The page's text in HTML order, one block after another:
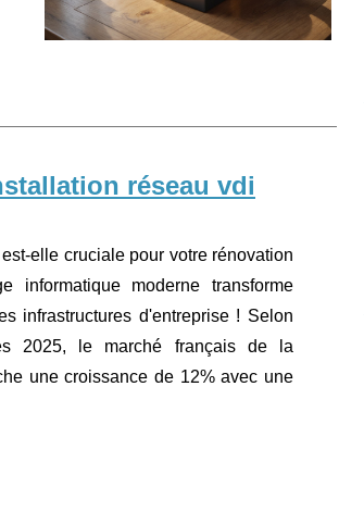
réseau vdi
elle cruciale pour votre rénovation
informatique moderne transforme
infrastructures d'entreprise ! Selon
2025, le marché français de la
une croissance de 12% avec une